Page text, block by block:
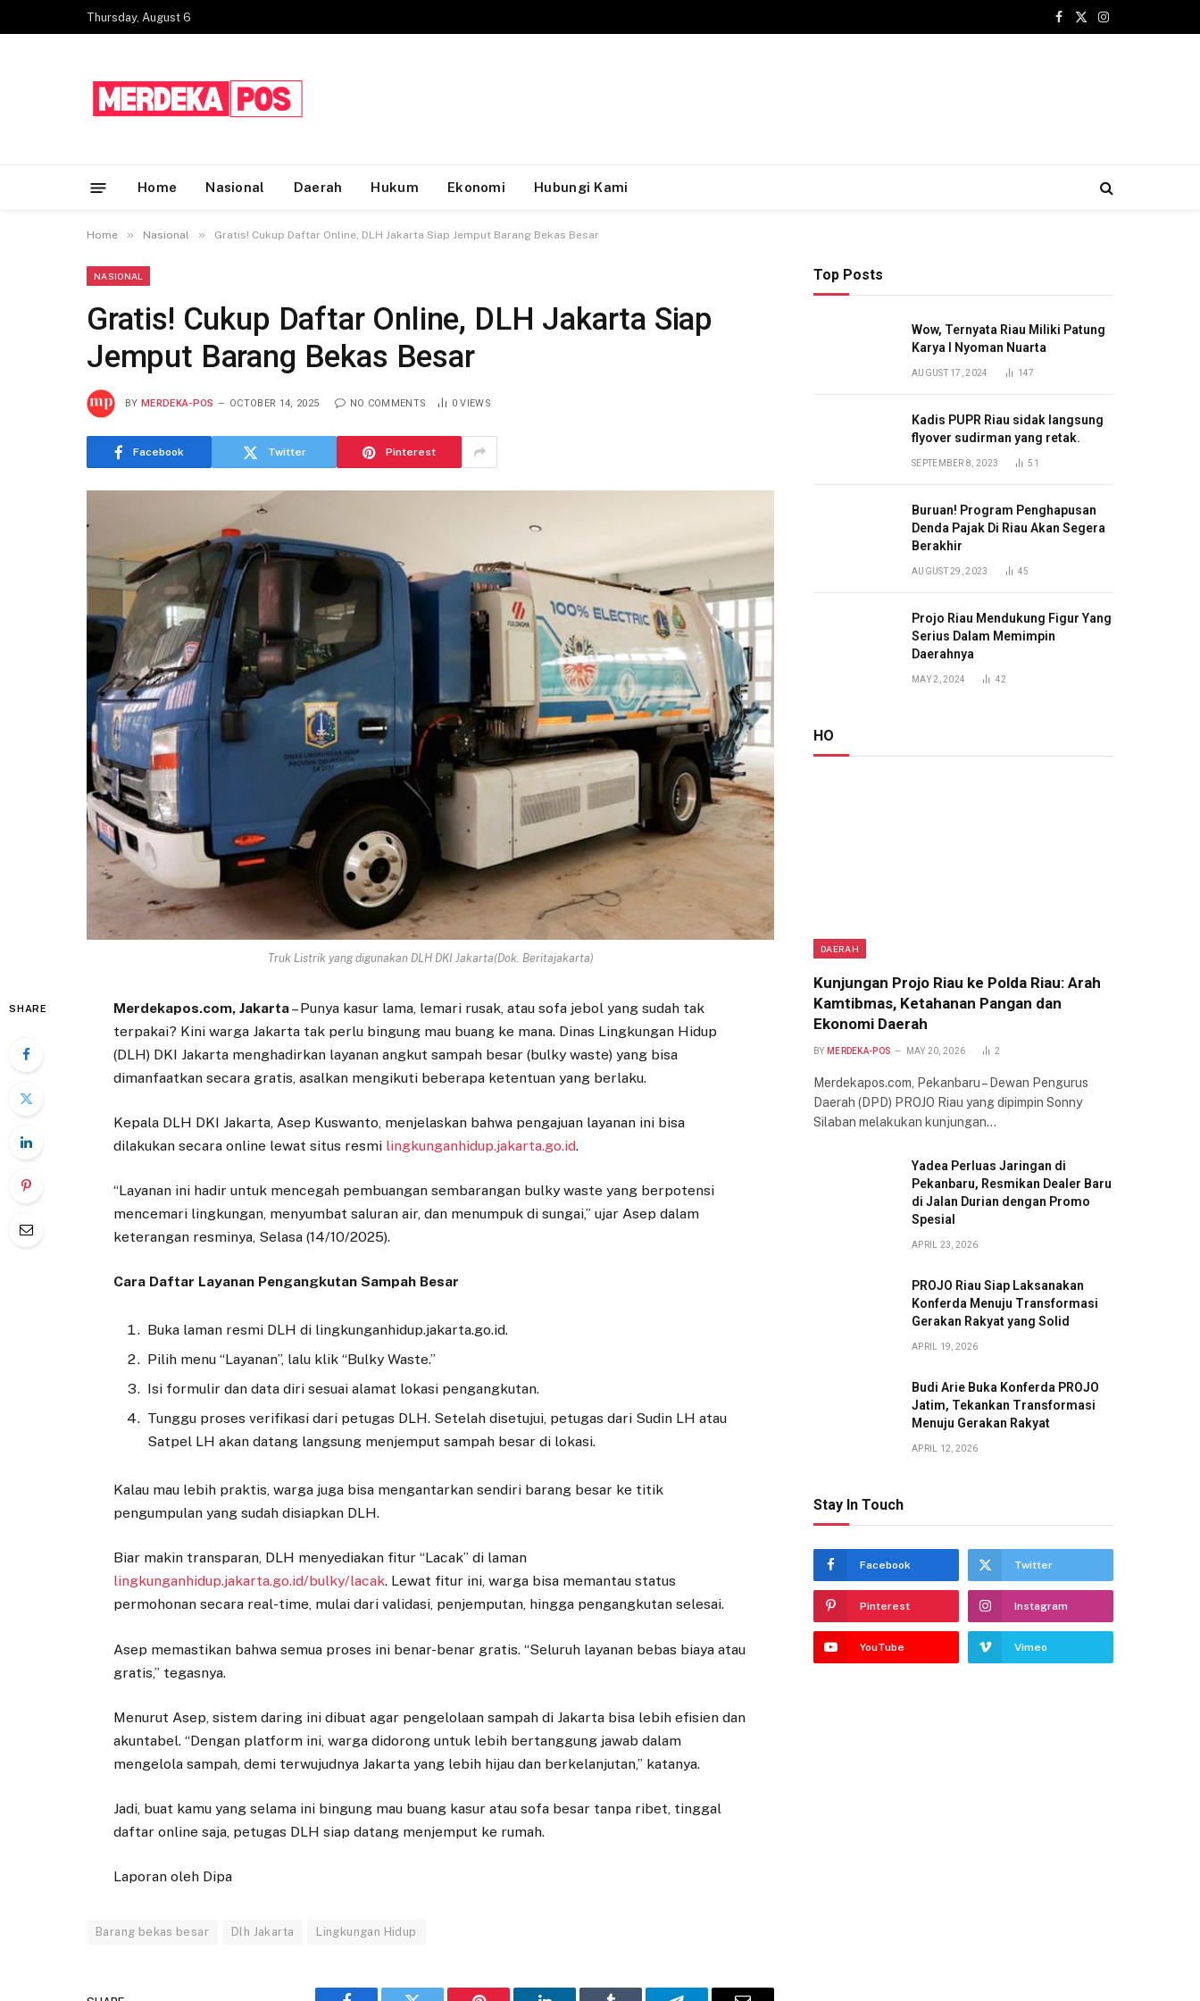
Thursday, August 6
Facebook
X
Instagram
Home Nasional Daerah Hukum Ekonomi Hubungi Kami
Home » Nasional » Gratis! Cukup Daftar Online, DLH Jakarta Siap Jemput Barang Bekas Besar
NASIONAL
Gratis! Cukup Daftar Online, DLH Jakarta Siap
Jemput Barang Bekas Besar
BY MERDEKA-POS OCTOBER 14, 2025 NO COMMENTS 0VIEWS
Facebook Twitter Pinterest
Truk Listrik yang digunakan DLH DKI Jakarta(Dok. Beritajakarta)
SHARE Merdekapos.com, Jakarta– Punya kasur lama, lemari rusak, atau sofa jebol yang sudah tak
terpakai? Kini warga Jakarta tak perlu bingung mau buang ke mana. Dinas Lingkungan Hidup
(DLH) DKI Jakarta menghadirkan layanan angkut sampah besar (bulky waste) yang bisa
dimanfaatkan secara gratis, asalkan mengikuti beberapa ketentuan yang berlaku.
Kepala DLH DKI Jakarta, Asep Kuswanto, menjelaskan bahwa pengajuan layanan ini bisa
dilakukan secara online lewat situs resmi lingkunganhidup.jakarta.go.id.
“Layanan ini hadir untuk mencegah pembuangan sembarangan bulky waste yang berpotensi
mencemari lingkungan, menyumbat saluran air, dan menumpuk di sungai,” ujar Asep dalam
keterangan resminya, Selasa (14/10/2025).
Cara Daftar Layanan Pengangkutan Sampah Besar
Buka laman resmi DLH di lingkunganhidup.jakarta.go.id.
Pilih menu “Layanan”, lalu klik “Bulky Waste.”
Isi formulir dan data diri sesuai alamat lokasi pengangkutan.
Tunggu proses verifikasi dari petugas DLH. Setelah disetujui, petugas dari Sudin LH atau
Satpel LH akan datang langsung menjemput sampah besar di lokasi.
Kalau mau lebih praktis, warga juga bisa mengantarkan sendiri barang besar ke titik
pengumpulan yang sudah disiapkan DLH.
Biar makin transparan, DLH menyediakan fitur “Lacak” di laman
lingkunganhidup.jakarta.go.id/bulky/lacak. Lewat fitur ini, warga bisa memantau status
permohonan secara real-time, mulai dari validasi, penjemputan, hingga pengangkutan selesai.
Asep memastikan bahwa semua proses ini benar-benar gratis. “Seluruh layanan bebas biaya atau
gratis,” tegasnya.
Menurut Asep, sistem daring ini dibuat agar pengelolaan sampah di Jakarta bisa lebih efisien dan
akuntabel. “Dengan platform ini, warga didorong untuk lebih bertanggung jawab dalam
mengelola sampah, demi terwujudnya Jakarta yang lebih hijau dan berkelanjutan,” katanya.
Jadi, buat kamu yang selama ini bingung mau buang kasur atau sofa besar tanpa ribet, tinggal
daftar online saja, petugas DLH siap datang menjemput ke rumah.
Laporan oleh Dipa
Barang bekas besar Dlh Jakarta Lingkungan Hidup
Top Posts
Wow, Ternyata Riau Miliki Patung
Karya I Nyoman Nuarta
AUGUST 17, 2024 147
Kadis PUPR Riau sidak langsung
flyover sudirman yang retak.
SEPTEMBER 8, 2023 51
Buruan! Program Penghapusan
Denda Pajak Di Riau Akan Segera
Berakhir
AUGUST 29, 2023 45
Projo Riau Mendukung Figur Yang
Serius Dalam Memimpin
Daerahnya
MAY 2, 2024 42
HO
DAERAH
Kunjungan Projo Riau ke Polda Riau: Arah
Kamtibmas, Ketahanan Pangan dan
Ekonomi Daerah
BY MERDEKA-POS MAY 20, 2026 2
Merdekapos.com, Pekanbaru – Dewan Pengurus
Daerah (DPD) PROJO Riau yang dipimpin Sonny
Silaban melakukan kunjungan…
Yadea Perluas Jaringan di
Pekanbaru, Resmikan Dealer Baru
di Jalan Durian dengan Promo
Spesial
APRIL 23, 2026
PROJO Riau Siap Laksanakan
Konferda Menuju Transformasi
Gerakan Rakyat yang Solid
APRIL 19, 2026
Budi Arie Buka Konferda PROJO
Jatim, Tekankan Transformasi
Menuju Gerakan Rakyat
APRIL 12, 2026
Stay In Touch
Facebook Twitter
Pinterest Instagram
YouTube Vimeo